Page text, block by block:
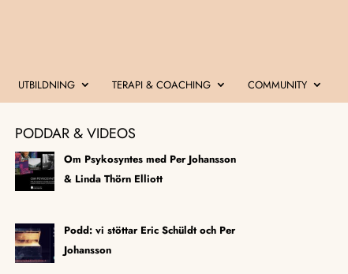
UTBILDNING TERAPI & COACHING COMMUNITY
PODDAR & VIDEOS
Om Psykosyntes med Per Johansson
& Linda Thörn Elliott
Podd: vi stöttar Eric Schüldt och Per
Johansson